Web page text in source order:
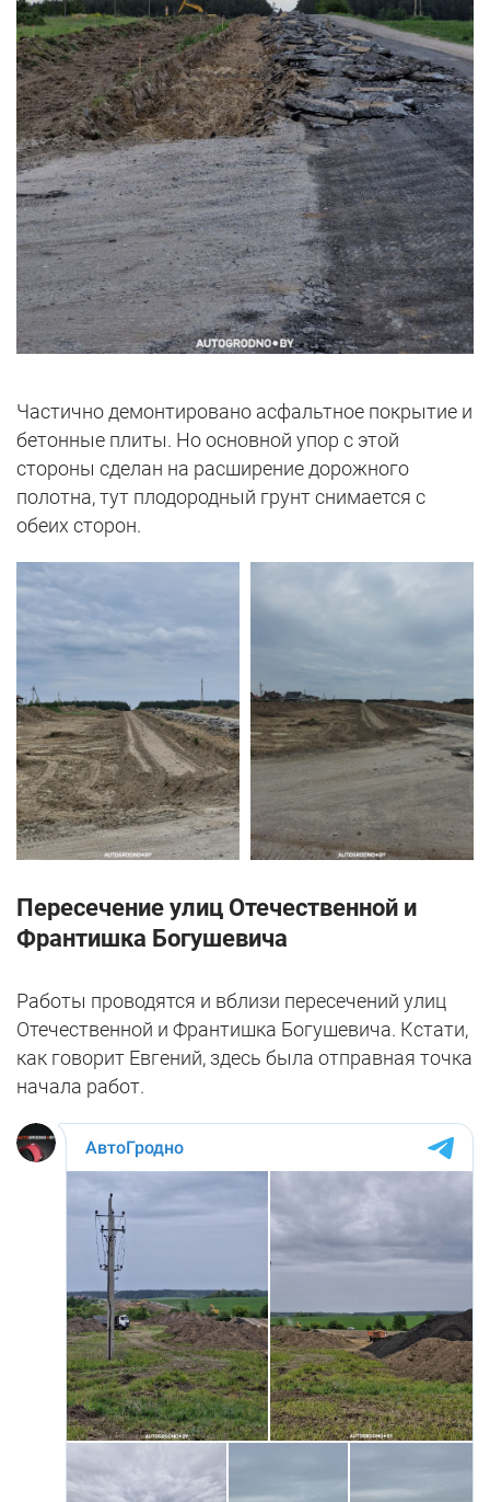
Частично демонтировано асфальтное покрытие и
бетонные плиты. Но основной упор с этой
стороны сделан на расширение дорожного
полотна, тут плодородный грунт снимается с
обеих сторон.
Пересечение улиц Отечественной и
Франтишка Богушевича
Работы проводятся и вблизи пересечений улиц
Отечественной и Франтишка Богушевича. Кстати,
как говорит Евгений, здесь была отправная точка
начала работ.